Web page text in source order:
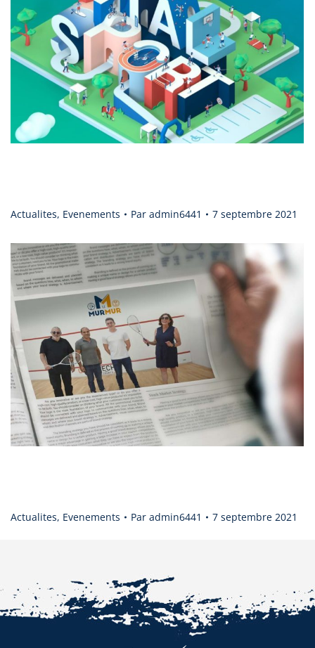
Actualites, Evenements Par admin6441 7 septembre 2021
Actualites, Evenements Par admin6441 7 septembre 2021